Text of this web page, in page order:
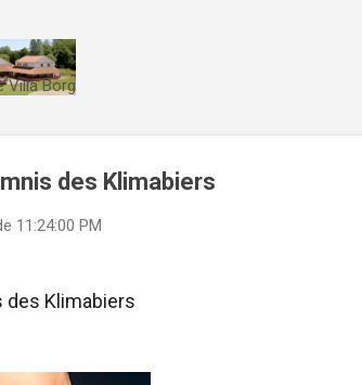
Villa Borg
des Klimabiers
11:24:00 PM
des Klimabiers